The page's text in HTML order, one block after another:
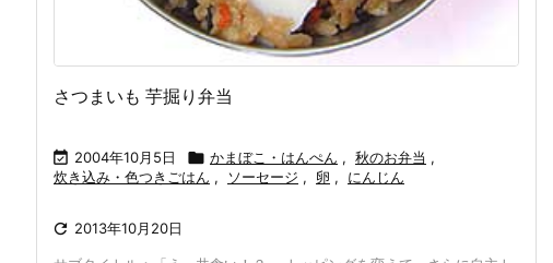
さつまいも 芋掘り弁当
 2004年10月5日  かまぼこ・はんぺん , 秋のお弁当 ,
炊き込み・色つきごはん , ソーセージ , 卵 , にんじん
 2013年10月20日